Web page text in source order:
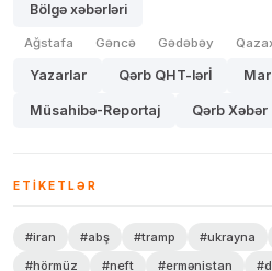
Bölgə xəbərləri
Ağstafa Gəncə Gədəbəy
Yazarlar Qərb QHT-lərİ
Müsahibə-Reportaj Qərb Xəbər
ETIKETLƏR
#iran #abş #tramp #ukrayna
#hörmüz
#neft #ermənistan